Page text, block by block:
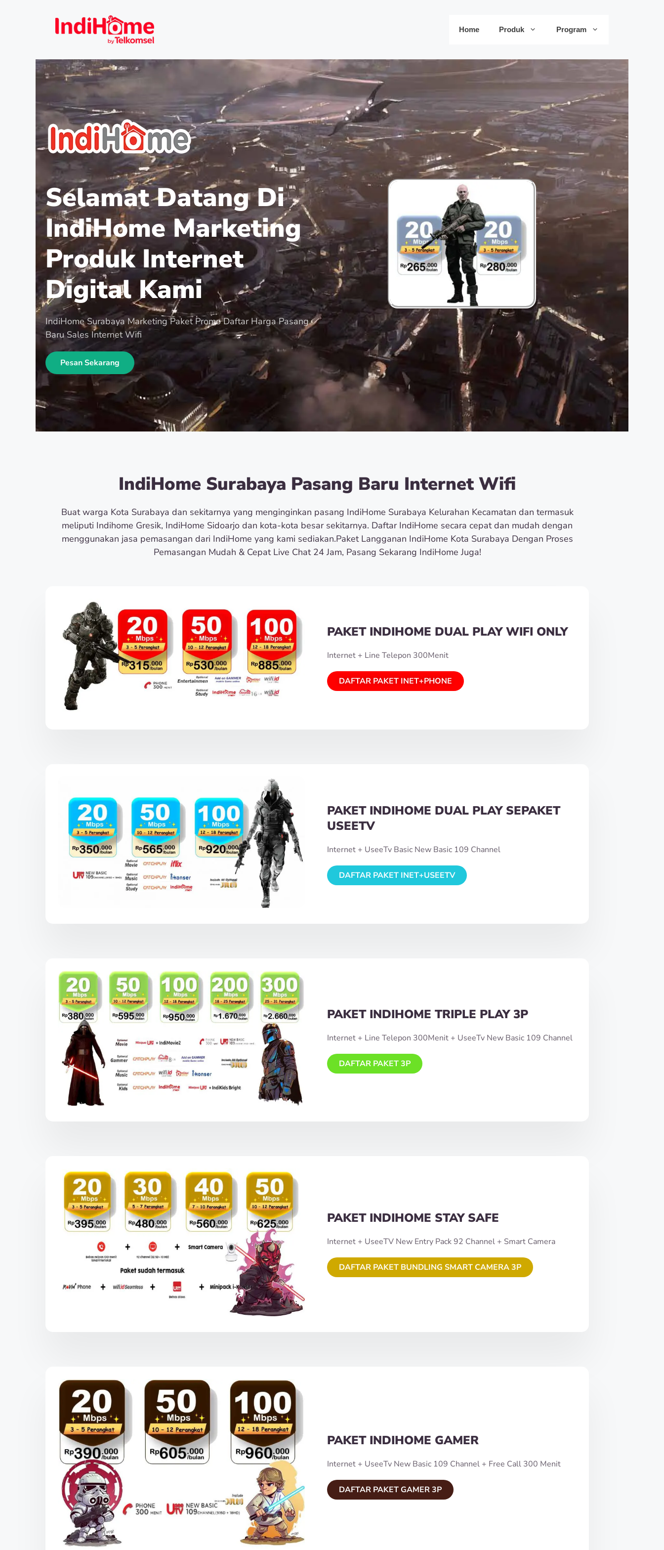
Home Produk Program
Selamat Datang Di
IndiHome Marketing
Produk Internet
Digital Kami
IndiHome Surabaya Marketing Paket Promo Daftar Harga Pasang
Baru Sales Internet Wifi
Pesan Sekarang
IndiHome Surabaya Pasang Baru Internet Wifi
Buat warga Kota Surabaya dan sekitarnya yang menginginkan pasang IndiHome Surabaya Kelurahan Kecamatan dan termasuk
meliputi Indihome Gresik, IndiHome Sidoarjo dan kota-kota besar sekitarnya. Daftar IndiHome secara cepat dan mudah dengan
menggunakan jasa pemasangan dari IndiHome yang kami sediakan.Paket Langganan IndiHome Kota Surabaya Dengan Proses
Pemasangan Mudah & Cepat Live Chat 24 Jam, Pasang Sekarang IndiHome Juga!
PAKET INDIHOME DUAL PLAY WIFI ONLY
Internet + Line Telepon 300Menit
DAFTAR PAKET INET+PHONE
PAKET INDIHOME DUAL PLAY SEPAKET
USEETV
Internet + UseeTv Basic New Basic 109 Channel
DAFTAR PAKET INET+USEETV
PAKET INDIHOME TRIPLE PLAY 3P
Internet + Line Telepon 300Menit + UseeTv New Basic 109 Channel
DAFTAR PAKET 3P
PAKET INDIHOME STAY SAFE
Internet + UseeTV New Entry Pack 92 Channel + Smart Camera
DAFTAR PAKET BUNDLING SMART CAMERA 3P
PAKET INDIHOME GAMER
Internet + UseeTv New Basic 109 Channel + Free Call 300 Menit
DAFTAR PAKET GAMER 3P